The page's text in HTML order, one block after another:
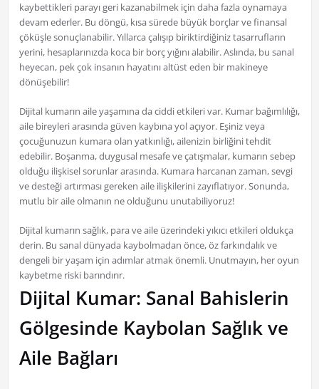
kaybettikleri parayı geri kazanabilmek için daha fazla oynamaya
devam ederler. Bu döngü, kısa sürede büyük borçlar ve finansal
çöküşle sonuçlanabilir. Yıllarca çalışıp biriktirdiğiniz tasarrufların
yerini, hesaplarınızda koca bir borç yığını alabilir. Aslında, bu sanal
heyecan, pek çok insanın hayatını altüst eden bir makineye
dönüşebilir!
Dijital kumarın aile yaşamına da ciddi etkileri var. Kumar bağımlılığı,
aile bireyleri arasında güven kaybına yol açıyor. Eşiniz veya
çocuğunuzun kumara olan yatkınlığı, ailenizin birliğini tehdit
edebilir. Boşanma, duygusal mesafe ve çatışmalar, kumarın sebep
olduğu ilişkisel sorunlar arasında. Kumara harcanan zaman, sevgi
ve desteği artırması gereken aile ilişkilerini zayıflatıyor. Sonunda,
mutlu bir aile olmanın ne olduğunu unutabiliyoruz!
Dijital kumarın sağlık, para ve aile üzerindeki yıkıcı etkileri oldukça
derin. Bu sanal dünyada kaybolmadan önce, öz farkındalık ve
dengeli bir yaşam için adımlar atmak önemli. Unutmayın, her oyun
kaybetme riski barındırır.
Dijital Kumar: Sanal Bahislerin
Gölgesinde Kaybolan Sağlık ve
Aile Bağları